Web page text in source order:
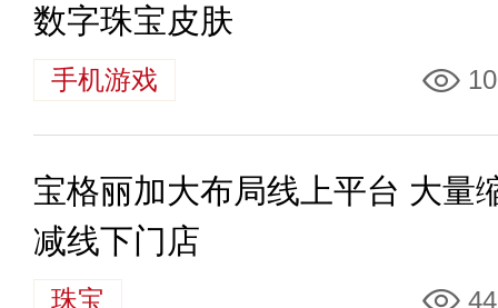
数字珠宝皮肤
手机游戏
宝格丽加大布局线上平台 大量
减线下门店
珠宝